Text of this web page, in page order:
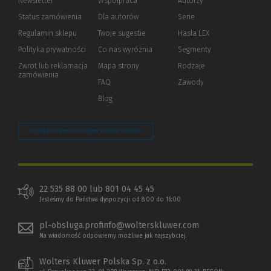
Status zamówienia
Regulamin sklepu
Polityka prywatności (Nowe
(Link
innej
Zwrot lub reklamacja
zamówienia
Dla autorów(Nowe
(Link
innej
Twoje sugestie
Co nas wyróżnia
Mapa strony
FAQ
Blog
Serie
Hasła LEX
Segmenty
Rodzaje
Zawody
Zarządzaj preferencjami plików cookie
22 535 88 00 lub 801 04 45 45
Jesteśmy do Państwa dyspozycji od 8:00 do 16:00
pl-obsluga.profinfo@wolterskluwer.com
Na wiadomość odpowiemy możliwe jak najszybciej.
Wolters Kluwer Polska Sp. z o.o.